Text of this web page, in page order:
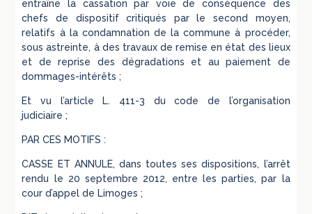
entraîne la cassation par voie de conséquence des
chefs de dispositif critiqués par le second moyen,
relatifs à la condamnation de la commune à procéder,
sous astreinte, à des travaux de remise en état des lieux
et de reprise des dégradations et au paiement de
dommages-intérêts ;
Et vu l’article L. 411-3 du code de l’organisation
judiciaire ;
PAR CES MOTIFS :
CASSE ET ANNULE, dans toutes ses dispositions, l’arrêt
rendu le 20 septembre 2012, entre les parties, par la
cour d’appel de Limoges ;